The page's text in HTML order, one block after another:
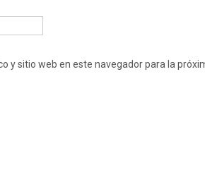
y sitio web en este navegador para la